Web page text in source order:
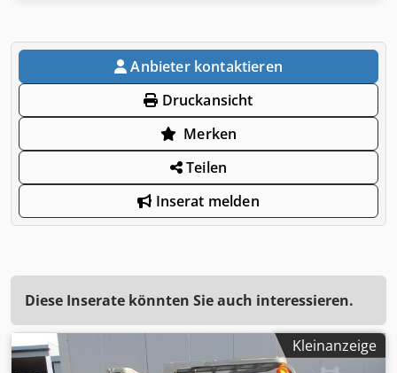
Anbieter kontaktieren
Druckansicht
Merken
Teilen
Inserat melden
Diese Inserate könnten Sie auch interessieren.
Kleinanzeige